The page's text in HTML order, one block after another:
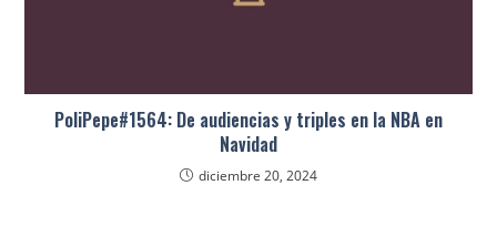
PoliPepe#1564: De audiencias y triples en la NBA en
Navidad
diciembre 20, 2024